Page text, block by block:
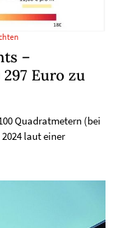
–
Euro zu
Quadratmetern (bei
laut einer